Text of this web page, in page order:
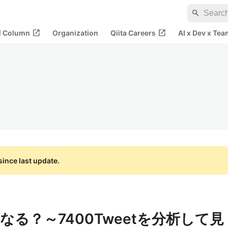
search
Column open_in_new Organization Qiita Careers open_in_new AI x Dev x
last update.
る？～7400Tweetを分析して見